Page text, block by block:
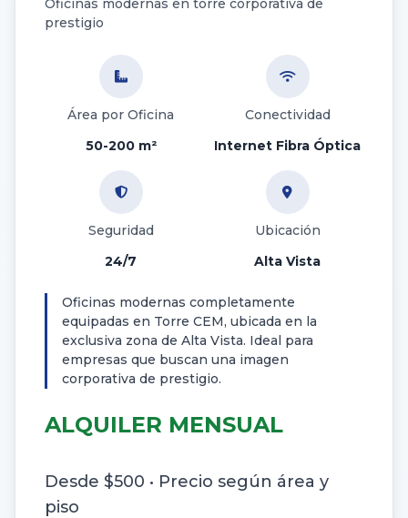
Oficinas modernas en torre corporativa de
prestigio
Área por Oficina
50-200 m²
Conectividad
Internet Fibra Óptica
Seguridad
24/7
Ubicación
Alta Vista
Oficinas modernas completamente
equipadas en Torre CEM, ubicada en la
exclusiva zona de Alta Vista. Ideal para
empresas que buscan una imagen
corporativa de prestigio.
ALQUILER MENSUAL
Desde $500 • Precio según área y
piso